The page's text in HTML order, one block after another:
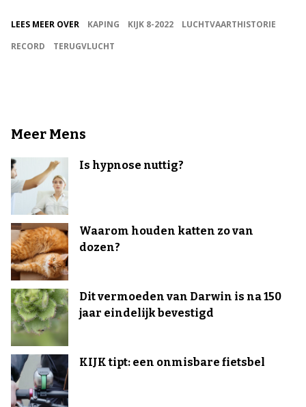
LEES MEER OVER KAPING KIJK 8-2022
LUCHTVAARTHISTORIE
RECORD
TERUGVLUCHT
Meer Mens
Is hypnose nuttig?
Waarom houden katten zo van
dozen?
Dit vermoeden van Darwin is na 150
jaar eindelijk bevestigd
KIJK tipt: een onmisbare fietsbel